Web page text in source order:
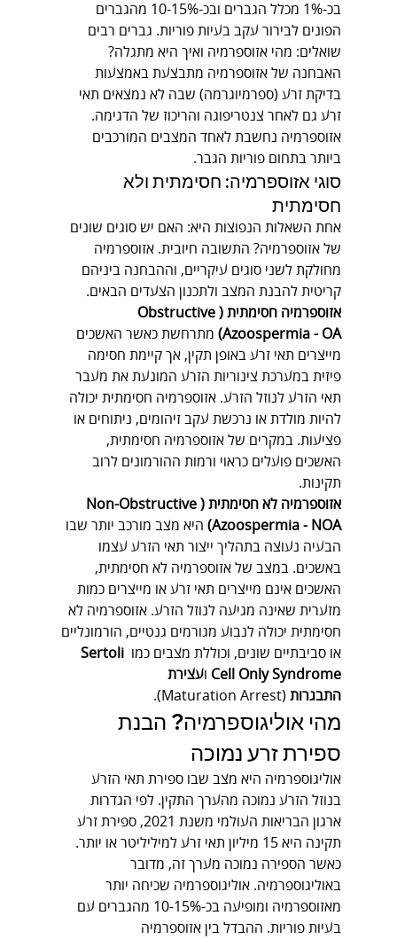
בכ-1% מכלל הגברים ובכ-10-15% מהגברים
הפונים לבירור עקב בעיות פוריות. גברים רבים
שואלים: מהי אזוספרמיה ואיך היא מתגלה?
האבחנה של אזוספרמיה מתבצעת באמצעות
בדיקת זרע (ספרמיוגרמה) שבה לא נמצאים תאי
זרע גם לאחר צנטריפוגה והריכוז של הדגימה.
אזוספרמיה נחשבת לאחד המצבים המורכבים
ביותר בתחום פוריות הגבר.
סוגי אזוספרמיה: חסימתית ולא
חסימתית
אחת השאלות הנפוצות היא: האם יש סוגים שונים
של אזוספרמיה? התשובה חיובית. אזוספרמיה
מחולקת לשני סוגים עיקריים, וההבחנה ביניהם
קריטית להבנת המצב ולתכנון הצעדים הבאים.
אזוספרמיה חסימתית (Obstructive
Azoospermia - OA) מתרחשת כאשר האשכים
מייצרים תאי זרע באופן תקין, אך קיימת חסימה
פיזית במערכת צינוריות הזרע המונעת את מעבר
תאי הזרע לנוזל הזרע. אזוספרמיה חסימתית יכולה
להיות מולדת או נרכשת עקב זיהומים, ניתוחים או
פציעות. במקרים של אזוספרמיה חסימתית,
האשכים פועלים כראוי ורמות ההורמונים לרוב
תקינות.
אזוספרמיה לא חסימתית (Non-Obstructive
Azoospermia - NOA) היא מצב מורכב יותר שבו
הבעיה נעוצה בתהליך ייצור תאי הזרע עצמו
באשכים. במצב של אזוספרמיה לא חסימתית,
האשכים אינם מייצרים תאי זרע או מייצרים כמות
מזערית שאינה מגיעה לנוזל הזרע. אזוספרמיה לא
חסימתית יכולה לנבוע מגורמים גנטיים, הורמונליים
או סביבתיים שונים, וכוללת מצבים כמו Sertoli
Cell Only Syndrome ועצירת
התבגרות (Maturation Arrest).
מהי אוליגוספרמיה? הבנת
ספירת זרע נמוכה
אוליגוספרמיה היא מצב שבו ספירת תאי הזרע
בנוזל הזרע נמוכה מהערך התקין. לפי הגדרות
ארגון הבריאות העולמי משנת 2021, ספירת זרע
תקינה היא 15 מיליון תאי זרע למיליליטר או יותר.
כאשר הספירה נמוכה מערך זה, מדובר
באוליגוספרמיה. אוליגוספרמיה שכיחה יותר
מאזוספרמיה ומופיעה בכ-10-15% מהגברים עם
בעיות פוריות. ההבדל בין אזוספרמיה